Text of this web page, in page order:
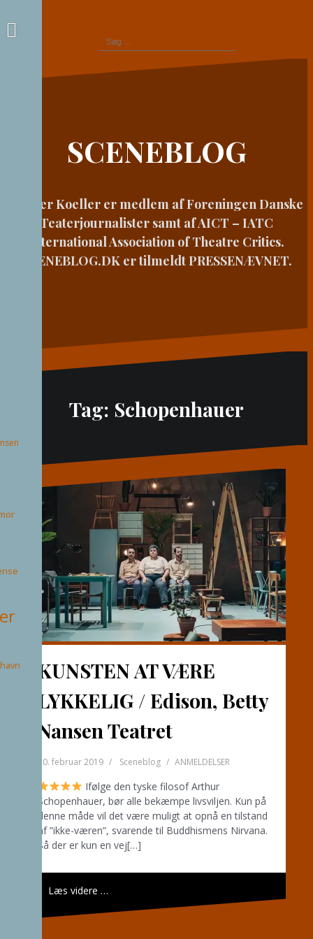
til
indhold
Søg
efter:
SCENEBLOG
Casper Koeller er medlem af Foreningen Danske
Teaterjournalister samt af AICT – IATC
International Association of Theatre Critics.
SCENEBLOG.DK er tilmeldt PRESSENÆVNET.
Tag: Schopenhauer
KUNSTEN AT VÆRE
LYKKELIG / Edison, Betty
Nansen Teatret
10. februar 2019 Sceneblog ANMELDELSER
Ifølge den tyske filosof Arthur
Schopenhauer, bør alle bekæmpe livsviljen. Kun på
denne måde vil det være muligt at opnå en tilstand
af ”ikke-væren”, svarende til Buddhismens Nirvana.
Så der er kun en vej[…]
Læs videre …